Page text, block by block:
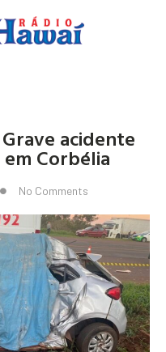
acidente
em Corbélia
No Comments